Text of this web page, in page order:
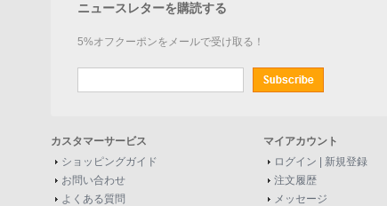
ニュースレターを購読する
5%オフクーポンをメールで受け取る！
カスタマーサービス
ショッピングガイド
お問い合わせ
よくある質問
マイアカウント
ログイン
新規登録
注文履歴
メッセージ